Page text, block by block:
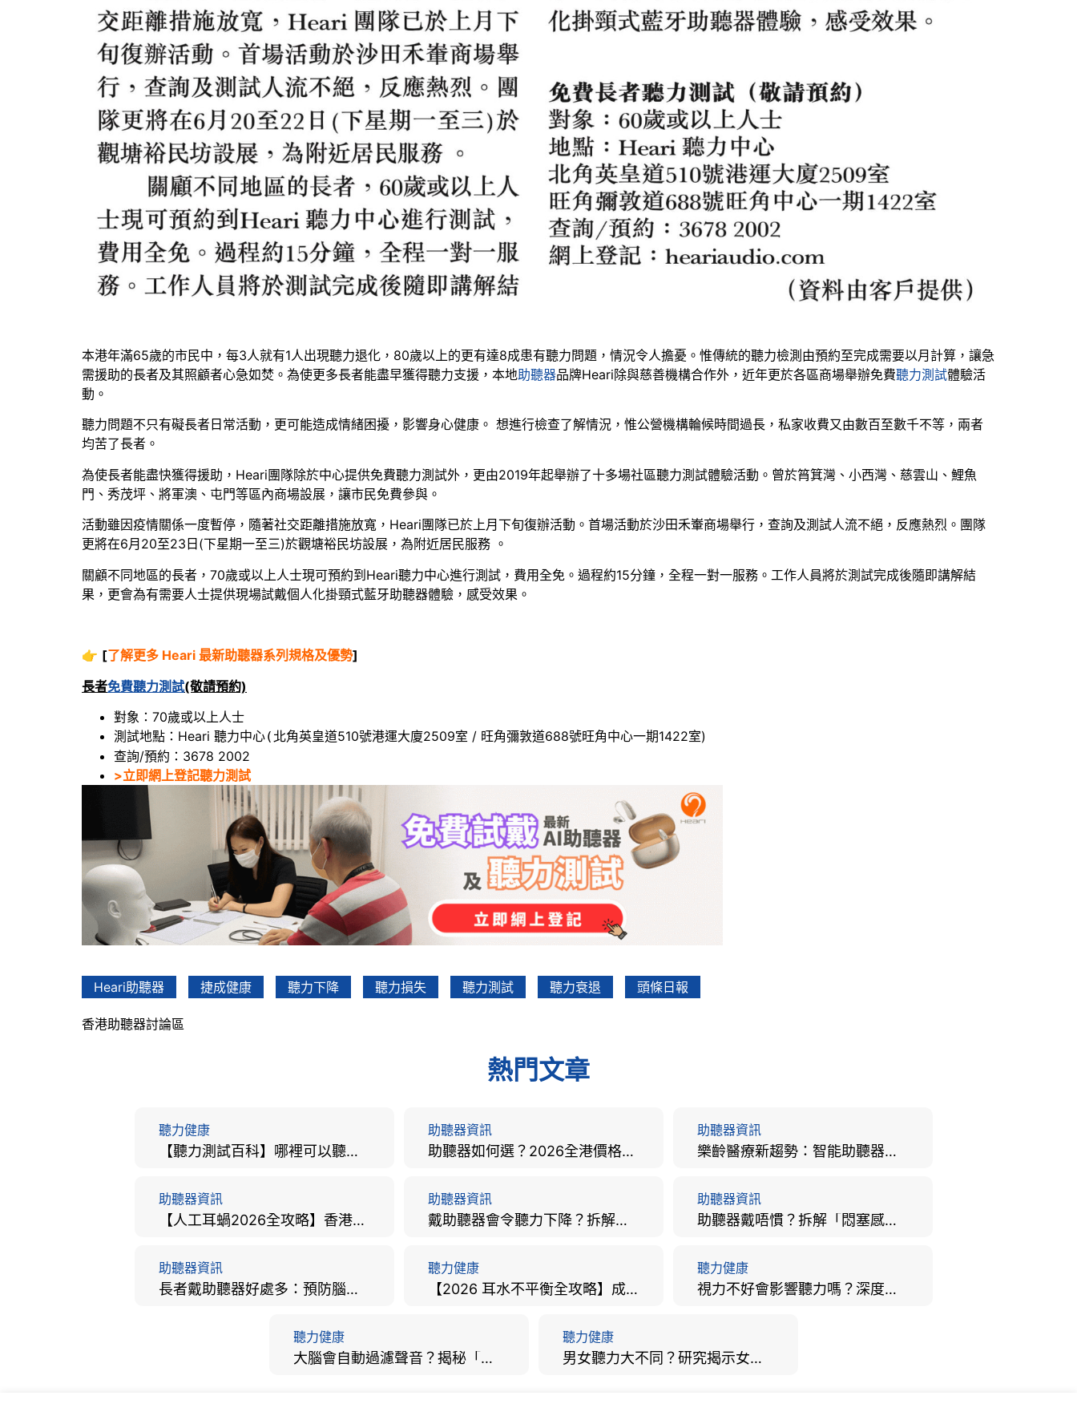
本港年滿65歲的市民中，每3人就有1人出現聽力退化，80歲以上的更有達8成患有聽力問題，情況令人擔憂。惟傳統的聽力檢測由預約至完成需要以月計算，讓急
需援助的長者及其照顧者心急如焚。為使更多長者能盡早獲得聽力支援，本地助聽器品牌Heari除與慈善機構合作外，近年更於各區商場舉辦免費聽力測試體驗活
動。
聽力問題不只有礙長者日常活動，更可能造成情緒困擾，影響身心健康。 想進行檢查了解情況，惟公營機構輪候時間過長，私家收費又由數百至數千不等，兩者
均苦了長者。
為使長者能盡快獲得援助，Heari團隊除於中心提供免費聽力測試外，更由2019年起舉辦了十多場社區聽力測試體驗活動。曾於筲箕灣、小西灣、慈雲山、鯉魚
門、秀茂坪、將軍澳、屯門等區內商場設展，讓市民免費參與。
活動雖因疫情關係一度暫停，隨著社交距離措施放寬，Heari團隊已於上月下旬復辦活動。首場活動於沙田禾輋商場舉行，查詢及測試人流不絕，反應熱烈。團隊
更將在6月20至23日(下星期一至三)於觀塘裕民坊設展，為附近居民服務 。
關顧不同地區的長者，70歲或以上人士現可預約到Heari聽力中心進行測試，費用全免。過程約15分鐘，全程一對一服務。工作人員將於測試完成後隨即講解結
果，更會為有需要人士提供現場試戴個人化掛頸式藍牙助聽器體驗，感受效果。
👉 [了解更多 Heari 最新助聽器系列規格及優勢]
長者免費聽力測試(敬請預約)
對象：70歲或以上人士
測試地點：Heari 聽力中心( 北角英皇道510號港運大廈2509室 / 旺角彌敦道688號旺角中心一期1422室)
查詢/預約：3678 2002
>立即網上登記聽力測試
Heari助聽器 捷成健康 聽力下降 聽力損失 聽力測試 聽力衰退 頭條日報
香港助聽器討論區
熱門文章
聽力健康
【聽力測試百科】哪裡可以聽力檢查？費用、標準、流程、在家聽力檢測與iPhone測試全攻略
助聽器資訊
助聽器如何選？2026全港價格比較、款式分析及老人選購全攻略
助聽器資訊
樂齡醫療新趨勢：智能助聽器結合 AI 眼底相機，如何全方位守護長者健康？
助聽器資訊
【人工耳蝸2026全攻略】香港手術費用、原理與副作用評估！
助聽器資訊
戴助聽器會令聽力下降？拆解越戴越聾迷思與聽覺剝奪真相
助聽器資訊
助聽器戴唔慣？拆解「悶塞感」成因、堵耳效應與 4 週適應期全攻略
助聽器資訊
長者戴助聽器好處多：預防腦退化、9大誤區破解及家屬陪伴全手冊
聽力健康
【2026 耳水不平衡全攻略】成因、病徵、治療及改善方法
聽力健康
視力不好會影響聽力嗎？深度拆解大腦「眼耳並用」的科學秘密
聽力健康
大腦會自動過濾聲音？揭秘「聽覺注意」機制與聽力健康的深層關係
聽力健康
男女聽力大不同？研究揭示女性聽覺更靈敏！為何男性更易聽力損失？